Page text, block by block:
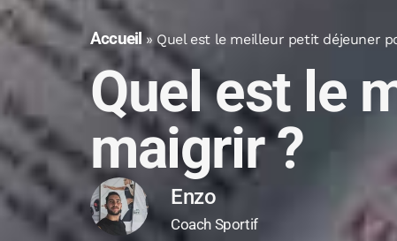
Accueil»Quel est le meilleur petit déjeuner
Quel est le
maigrir ?
Enzo
Coach Sportif